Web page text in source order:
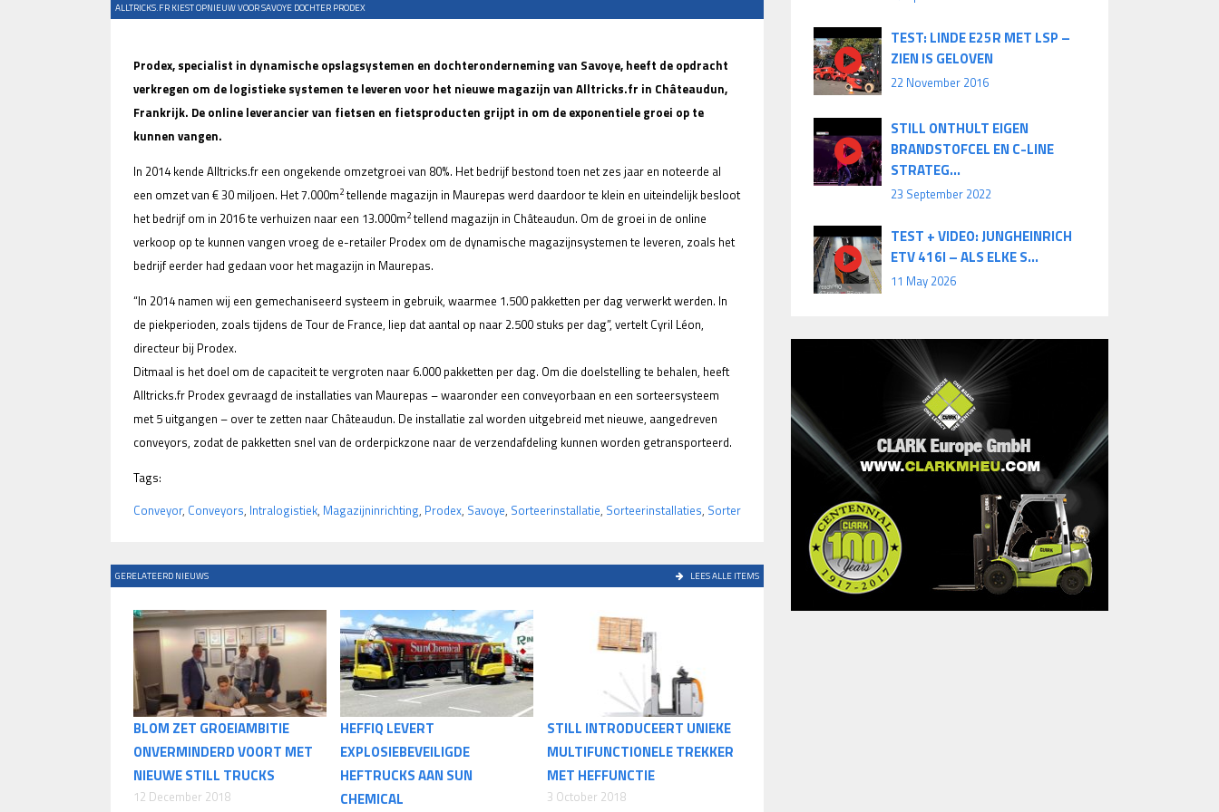
ALLTRICKS.FR KIEST OPNIEUW VOOR SAVOYE DOCHTER PRODEX
Prodex, specialist in dynamische opslagsystemen en dochteronderneming van Savoye, heeft de opdracht
verkregen om de logistieke systemen te leveren voor het nieuwe magazijn van Alltricks.fr in Châteaudun,
Frankrijk. De online leverancier van fietsen en fietsproducten grijpt in om de exponentiele groei op te
kunnen vangen.
In 2014 kende Alltricks.fr een ongekende omzetgroei van 80%. Het bedrijf bestond toen net zes jaar en noteerde al
een omzet van € 30 miljoen. Het 7.000m2 tellende magazijn in Maurepas werd daardoor te klein en uiteindelijk besloot
het bedrijf om in 2016 te verhuizen naar een 13.000m2 tellend magazijn in Châteaudun. Om de groei in de online
verkoop op te kunnen vangen vroeg de e-retailer Prodex om de dynamische magazijnsystemen te leveren, zoals het
bedrijf eerder had gedaan voor het magazijn in Maurepas.
“In 2014 namen wij een gemechaniseerd systeem in gebruik, waarmee 1.500 pakketten per dag verwerkt werden. In
de piekperioden, zoals tijdens de Tour de France, liep dat aantal op naar 2.500 stuks per dag”, vertelt Cyril Léon,
directeur bij Prodex.
Ditmaal is het doel om de capaciteit te vergroten naar 6.000 pakketten per dag. Om die doelstelling te behalen, heeft
Alltricks.fr Prodex gevraagd de installaties van Maurepas – waaronder een conveyorbaan en een sorteersysteem
met 5 uitgangen – over te zetten naar Châteaudun. De installatie zal worden uitgebreid met nieuwe, aangedreven
conveyors, zodat de pakketten snel van de orderpickzone naar de verzendafdeling kunnen worden getransporteerd.
Tags:
Conveyor, Conveyors, Intralogistiek, Magazijninrichting, Prodex, Savoye, Sorteerinstallatie, Sorteerinstallaties, Sorter
GERELATEERD NIEUWS LEES ALLE ITEMS
BLOM ZET GROEIAMBITIE
ONVERMINDERD VOORT MET
NIEUWE STILL TRUCKS
12 December 2018
HEFFIQ LEVERT
EXPLOSIEBEVEILIGDE
HEFTRUCKS AAN SUN
CHEMICAL
STILL INTRODUCEERT UNIEKE
MULTIFUNCTIONELE TREKKER
MET HEFFUNCTIE
3 October 2018
TEST: LINDE E25R MET LSP –
ZIEN IS GELOVEN
22 November 2016
STILL ONTHULT EIGEN
BRANDSTOFCEL EN C-LINE
STRATEG...
23 September 2022
TEST + VIDEO: JUNGHEINRICH
ETV 416I – ALS ELKE S...
11 May 2026